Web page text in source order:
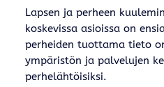
Lapsen ja perheen
koskevissa asioissa on
perheiden tuottama tieto
ympäristön ja palvelujen
perhelähtöisiksi.